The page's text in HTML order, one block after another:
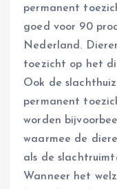
permanent
goed voor 90
Nederland.
toezicht op het
Ook de
permanent
worden
waarmee de
als de
Wanneer het